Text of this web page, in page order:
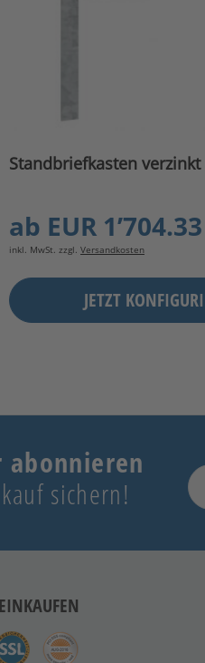
Standbriefkasten
ab EUR 1’704.33
inkl. MwSt. zzgl. Versandkosten
JETZT
sichern!